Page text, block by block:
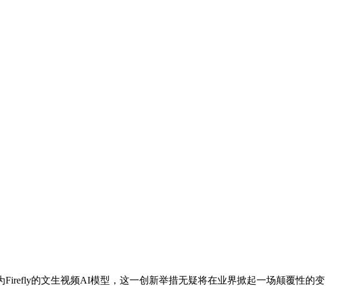
的文生视频AI模型，这一创新举措无疑将在业界掀起一场颠覆性的变